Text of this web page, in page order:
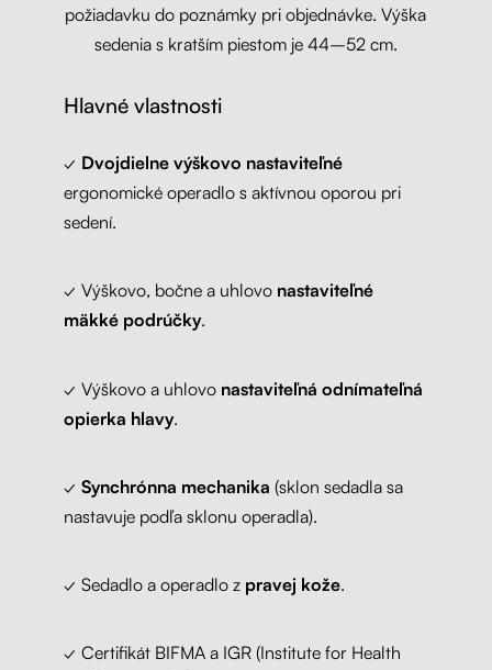
požiadavku do poznámky pri objednávke. Výška
sedenia s kratším piestom je 44–52 cm.
Hlavné vlastnosti
✓ Dvojdielne výškovo nastaviteľné
ergonomické operadlo s aktívnou oporou pri
sedení.
✓ Výškovo, bočne a uhlovo nastaviteľné
mäkké podrúčky.
✓ Výškovo a uhlovo nastaviteľná odnímateľná
opierka hlavy.
✓ Synchrónna mechanika (sklon sedadla sa
nastavuje podľa sklonu operadla).
✓ Sedadlo a operadlo z pravej kože.
✓ Certifikát BIFMA a IGR (Institute for Health